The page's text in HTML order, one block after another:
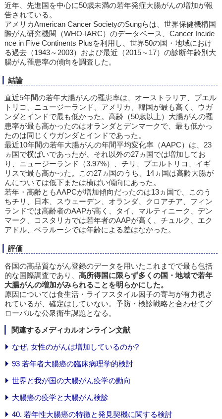
近年、先進国を中心に50歳未満の若年発症大腸がんの増加が報
告されている。
アメリカAmerican Cancer SocietyのSungらは、世界保健機構国
際がん研究機関（WHO-IARC）のデータベース、Cancer Incide
nce in Five Continents Plusを利用し、世界50の国・地域におけ
る過去（1943～2003）および最近（2015～17）の診断年齢別大
腸がん罹患率の傾向を調査した。
結論
直近5年間の若年大腸がんの罹患率は、オーストラリア、プエル
トリコ、ニュージーランド、アメリカ、韓国が最も高く、ウガ
ンダとインドで最も低かった。高齢（50歳以上）大腸がんの罹
患率が最も高かったのはオランダとデンマークで、最も低かっ
たのは同じくウガンダとインドであった。
最近10年間の若年大腸がんの年間平均変化率（AAPC）は、23
ヵ国で横ばいであったが、それ以外の27ヵ国では増加してお
り、ニュージーランド（3.97%）、チリ、プエルトリコ、イギ
リスで最も高かった。この27ヵ国のうち、14ヵ国は高齢大腸が
んについては低下または横ばい傾向にあった。
若年・高齢ともAAPCが増加傾向だったのは13ヵ国で、このう
ちチリ、日本、スウェーデン、オランダ、クロアチア、フィン
ランドでは高齢者のAAPが高く、タイ、マルティニーク、デン
マーク、コスタリカでは若年者のAAPが高く、チュルク、エク
アドル、ベラルーシでは年齢による差はなかった。
評価
各国の高品質ながん登録のデータを用いたこれまでで最も包括
的な国際調査であり、 高所得国に限らず多くの国・地域で若年
大腸がんの増加がみられることを明らかにした。
原因については食生活・ライフスタイル因子の寄与が有力視さ
れているが、確定はしていない。予防・検診戦略と合わせてグ
ローバルな公衆衛生課題となる。
関連するメディカルオンライン文献
なぜ, 女性のがんは増加しているのか?
93 若年者大腸癌の臨床病理学的検討
世界と我が国の大腸がん疫学の動向
大腸癌の疫学と大腸がん検診
40. 若年性大腸癌の特徴と発見契機に関する検討